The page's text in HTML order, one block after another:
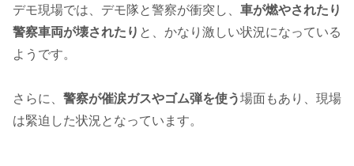
デモ現場では、デモ隊と警察が衝突し、 車が燃やされたり
警察車両が壊されたり と、かなり激しい状況になっている
ようです。
さらに、 警察が催涙ガスやゴム弾を使う場面もあり、現場
は緊迫した状況となっています。